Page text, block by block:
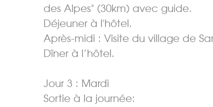
des Alpes" (30km) avec guide.
Déjeuner à l'hôtel.
Après-midi : Visite du village de
Dîner à l’hôtel.
Jour 3 : Mardi
Sortie à la journée: